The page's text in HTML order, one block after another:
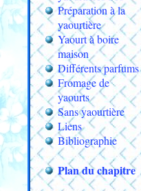
Préparation à la
yaourtière
Yaourt à boire
maison
Différents parfums
Fromage de
yaourts
Sans yaourtière
Liens
Bibliographie
Plan du chapitre